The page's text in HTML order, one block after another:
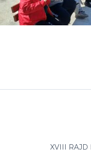
XVIII RAJD